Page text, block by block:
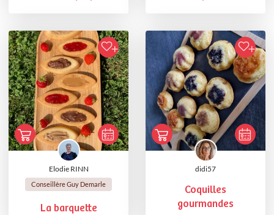
Elodie RINN
Conseillère Guy Demarle
La barquette
didi57
Coquilles
gourmandes